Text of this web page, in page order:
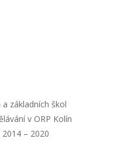
základních škol
v ORP Kolín
– 2020